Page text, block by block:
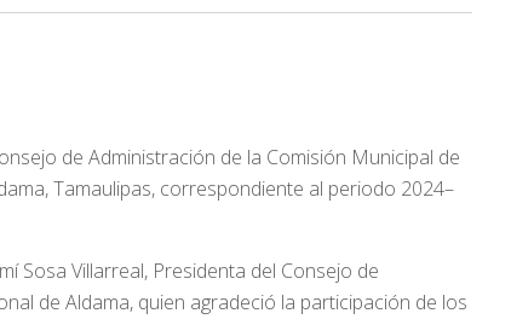
de Administración de la Comisión Municipal de
Tamaulipas, correspondiente al periodo 2024–
Sosa Villarreal, Presidenta del Consejo de
de Aldama, quien agradeció la participación de los